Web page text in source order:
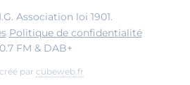
Association loi 1901.
·Politique de confidentialité
FM & DAB+
par cubeweb.fr